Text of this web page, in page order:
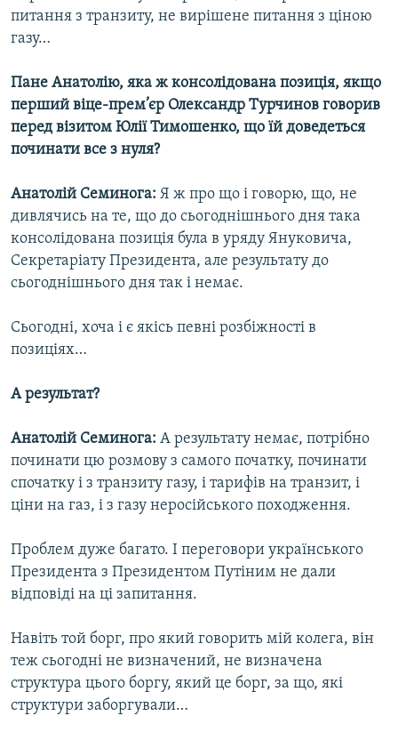
питання з транзиту, не вирішене питання з ціною
газу…
Пане Анатолію, яка ж консолідована позиція, якщо
перший віце-прем’єр Олександр Турчинов говорив
перед візитом Юлії Тимошенко, що їй доведеться
починати все з нуля?
Анатолій Семинога: Я ж про що і говорю, що, не
дивлячись на те, що до сьогоднішнього дня така
консолідована позиція була в уряду Януковича,
Секретаріату Президента, але результату до
сьогоднішнього дня так і немає.
Сьогодні, хоча і є якісь певні розбіжності в
позиціях…
А результат?
Анатолій Семинога: А результату немає, потрібно
починати цю розмову з самого початку, починати
спочатку і з транзиту газу, і тарифів на транзит, і
ціни на газ, і з газу неросійського походження.
Проблем дуже багато. І переговори українського
Президента з Президентом Путіним не дали
відповіді на ці запитання.
Навіть той борг, про який говорить мій колега, він
теж сьогодні не визначений, не визначена
структура цього боргу, який це борг, за що, які
структури заборгували…